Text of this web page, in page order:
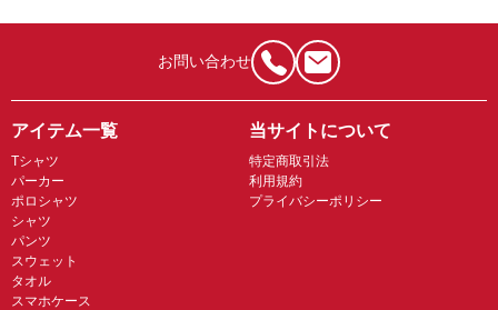
お問い合わせ
アイテム一覧
Tシャツ
パーカー
ポロシャツ
シャツ
パンツ
スウェット
タオル
スマホケース
当サイトについて
特定商取引法
利用規約
プライバシーポリシー